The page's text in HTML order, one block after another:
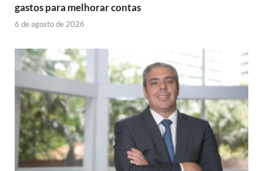
gastos para melhorar contas
6 de agosto de 2026